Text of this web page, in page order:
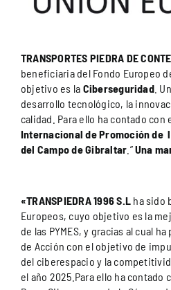
TRANSPORTES PIEDRA DE
beneficiaria del Fondo Europeo
objetivo es la Ciberseguridad.
desarrollo tecnológico, la
calidad. Para ello ha contado con
Internacional de Promoción de
del Campo de Gibraltar .”Una
«TRANSPIEDRA 1996 S.L ha sido
Europeos, cuyo objetivo es la
de las PYMES, y gracias al cual
de Acción con el objetivo de
del ciberespacio y la
el año 2025.Para ello ha contado